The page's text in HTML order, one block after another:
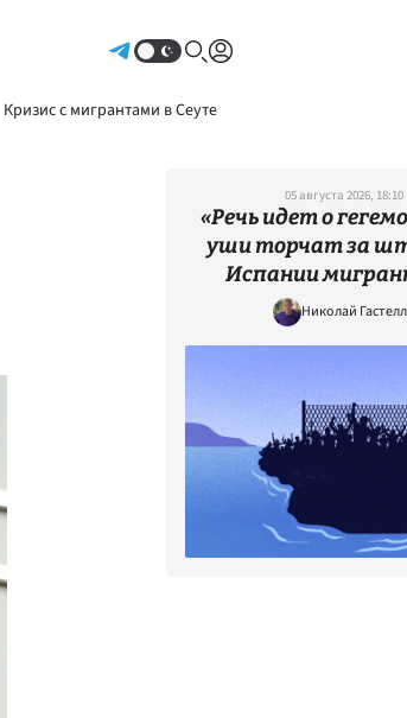
Кризис с мигрантами в Сеуте
05 августа 2026, 18:10
«Речь идет о
уши торчат за
Испании
Николай